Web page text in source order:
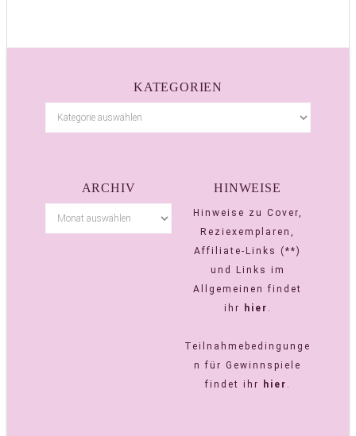
KATEGORIEN
ARCHIV HINWEISE
Hinweise zu Cover,
Reziexemplaren,
Affiliate-Links (**)
und Links im
Allgemeinen findet
ihr
hier .
Teilnahmebedingunge
n für Gewinnspiele
findet ihr
hier .